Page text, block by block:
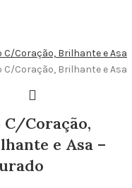
C/Coração,
e Asa –